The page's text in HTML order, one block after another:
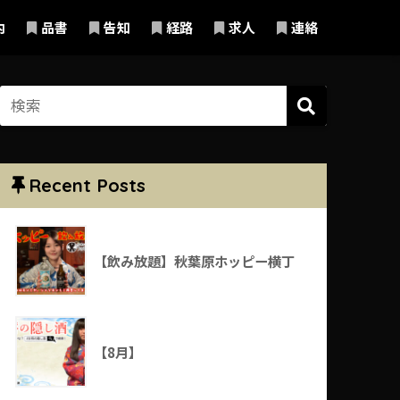
品書 告知 経路 求人 連絡
Recent Posts
【飲み放題】秋葉原ホッピー横丁
【8月】